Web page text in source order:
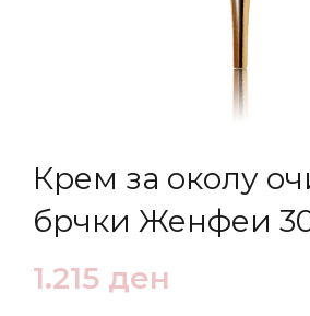
Крем за околу
брчки Женфеи
1.215 ден